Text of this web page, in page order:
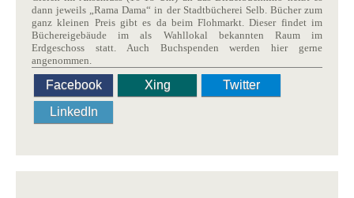
dann jeweils „Rama Dama“ in der Stadtbücherei Selb. Bücher zum
ganz kleinen Preis gibt es da beim Flohmarkt. Dieser findet im
Büchereigebäude im als Wahllokal bekannten Raum im
Erdgeschoss statt. Auch Buchspenden werden hier gerne
angenommen.
Facebook Xing
Twitter
LinkedIn